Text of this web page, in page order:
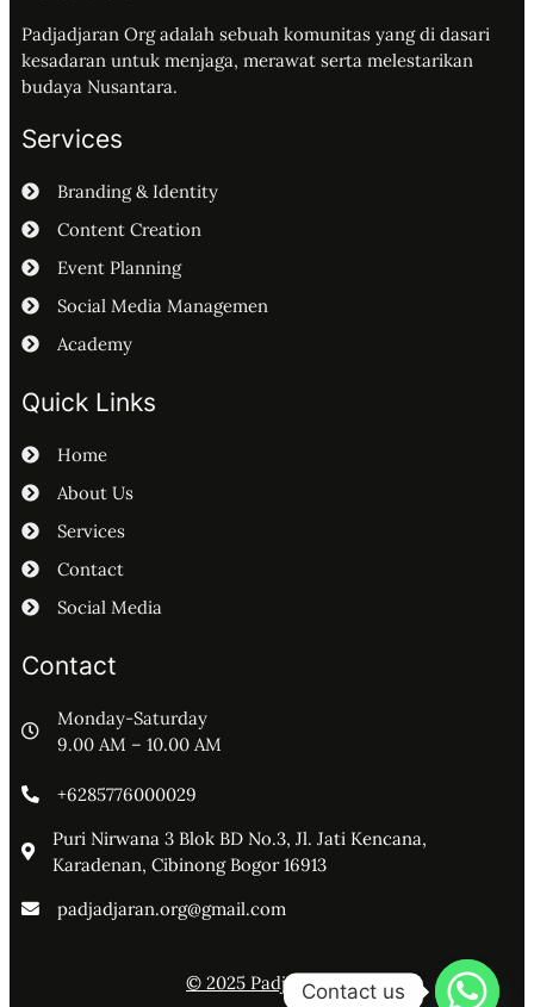
Padjadjaran Org adalah sebuah komunitas yang di dasari
kesadaran untuk menjaga, merawat serta melestarikan
budaya Nusantara.
Services
Branding & Identity
Content Creation
Event Planning
Social Media Managemen
Academy
Quick Links
Home
About Us
Services
Contact
Social Media
Contact
Monday-Saturday
9.00 AM – 10.00 AM
+6285776000029
Puri Nirwana 3 Blok BD No.3, Jl. Jati Kencana,
Karadenan, Cibinong Bogor 16913
padjadjaran.org@gmail.com
© 2025 PadjadjaranContact us